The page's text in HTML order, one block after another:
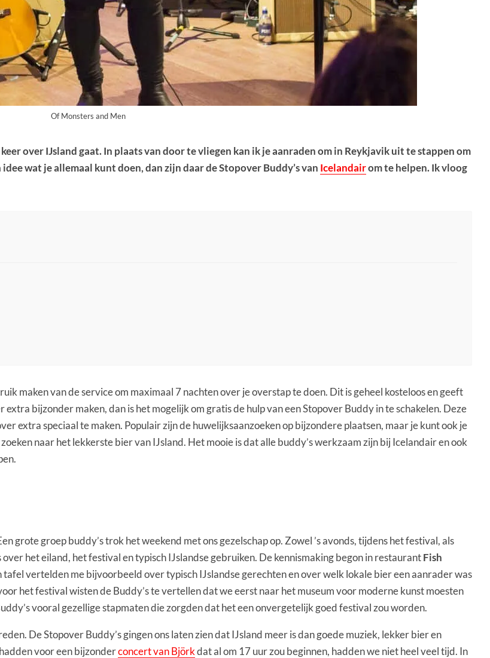
Of Monsters and Men
over IJsland gaat. In plaats van door te vliegen kan ik je aanraden om in Reykjavik uit te stappen om
wat je allemaal kunt doen, dan zijn daar de Stopover Buddy’s van Icelandairom te helpen. Ik vloog
maken van de service om maximaal 7 nachten over je overstap te doen. Dit is geheel kosteloos en geeft
bijzonder maken, dan is het mogelijk om gratis de hulp van een Stopover Buddy in te schakelen. Deze
extra speciaal te maken. Populair zijn de huwelijksaanzoeken op bijzondere plaatsen, maar je kunt ook je
naar het lekkerste bier van IJsland. Het mooie is dat alle buddy’s werkzaam zijn bij Icelandair en ook
grote groep buddy’s trok het weekend met ons gezelschap op. Zowel ’s avonds, tijdens het festival, als
het eiland, het festival en typisch IJslandse gebruiken. De kennismaking begon in restaurantFish
tafel vertelden me bijvoorbeeld over typisch IJslandse gerechten en over welk lokale bier een aanrader was
het festival wisten de Buddy’s te vertellen dat we eerst naar het museum voor moderne kunst moesten
vooral gezellige stapmaten die zorgden dat het een onvergetelijk goed festival zou worden.
De Stopover Buddy’s gingen ons laten zien dat IJsland meer is dan goede muziek, lekker bier en
voor een bijzonderconcert van Björkdat al om 17 uur zou beginnen, hadden we niet heel veel tijd. In